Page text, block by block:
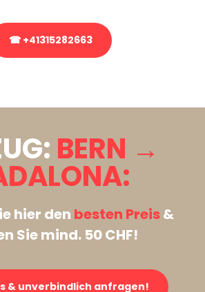
☎ +41315282663
BERN →
hier den besten Preis&
Sie mind. 50 CHF!
& unverbindlich anfragen!